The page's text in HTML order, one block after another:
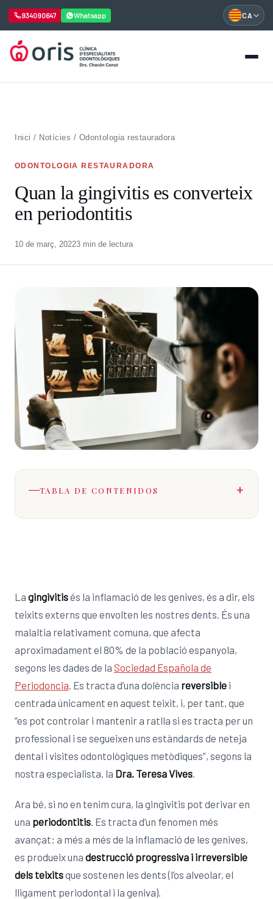
934090647 Whatsapp CA
Inici / Notícies / Odontologia restauradora
ODONTOLOGIA RESTAURADORA
Quan la gingivitis es converteix
en periodontitis
10 de març, 20223 min de lectura
TABLA DE CONTENIDOS
La gingivitisés la inflamació de les genives, és a dir, els
teixits externs que envolten les nostres dents. És una
malaltia relativament comuna, que afecta
aproximadament el 80% de la població espanyola,
segons les dades de la Sociedad Española de
Periodoncia. Es tracta d’una dolència reversible i
centrada únicament en aquest teixit, i, per tant, que
“es pot controlar i mantenir a ratlla si es tracta per un
professional i se segueixen uns estàndards de neteja
dental i visites odontològiques metòdiques”, segons la
nostra especialista, la Dra. Teresa Vives.
Ara bé, si no en tenim cura, la gingivitis pot derivar en
una periodontitis . Es tracta d’un fenomen més
avançat: a més a més de la inflamació de les genives,
es produeix una destrucció progressiva i irreversible
dels teixitsque sostenen les dents (l’os alveolar, el
lligament periodontal i la geniva).